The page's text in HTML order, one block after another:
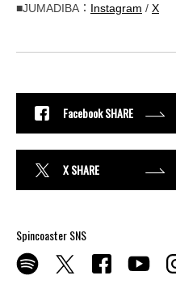
■JUMADIBA： Instagram / X
Facebook SHARE
X SHARE
Spincoaster SNS